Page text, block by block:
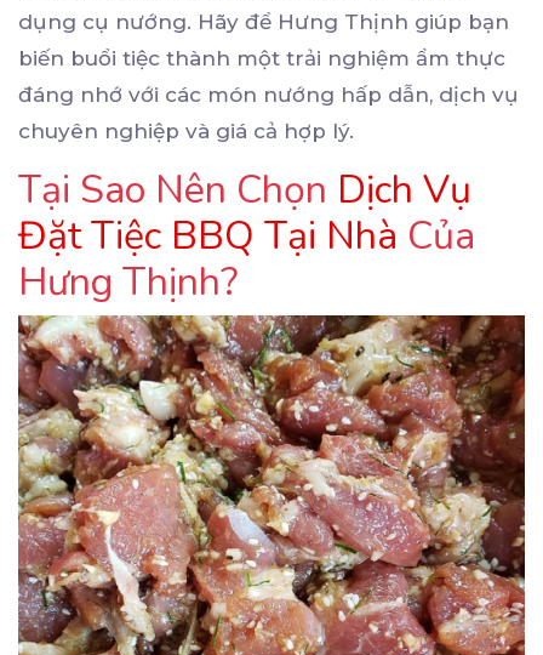
dụng cụ nướng. Hãy để Hưng Thịnh giúp bạn
biến buổi tiệc thành một trải nghiệm ẩm thực
đáng nhớ với các món nướng hấp dẫn, dịch vụ
chuyên nghiệp và giá cả hợp lý.
Tại Sao Nên Chọn Dịch Vụ
Đặt Tiệc BBQ Tại Nhà Của
Hưng Thịnh?